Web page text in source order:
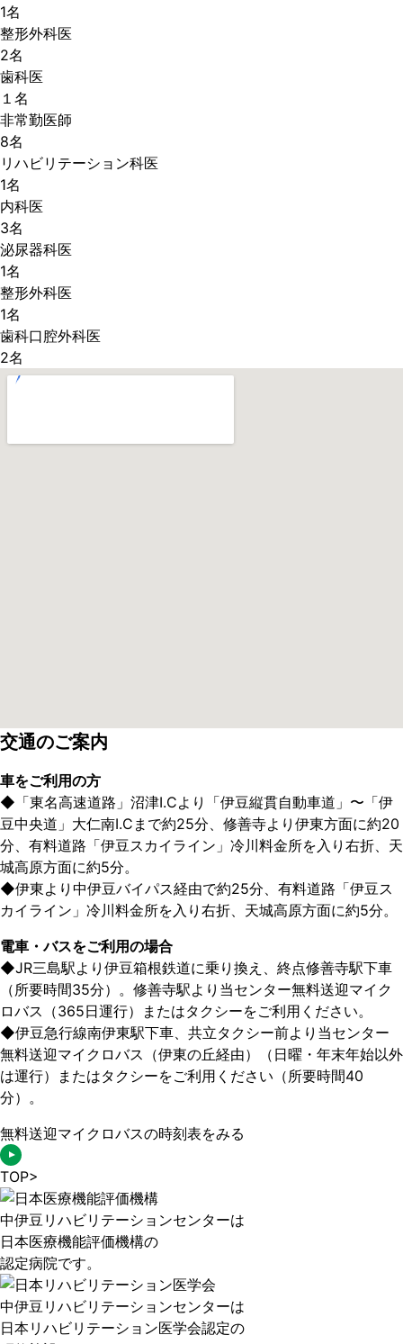
1名
整形外科医
2名
歯科医
１名
非常勤医師
8名
リハビリテーション科医
1名
内科医
3名
泌尿器科医
1名
整形外科医
1名
歯科口腔外科医
2名
交通のご案内
車をご利用の方
◆ 「東名高速道路」沼津I.Cより「伊豆縦貫自動車道」〜「伊
豆中央道」大仁南I.Cまで約25分、修善寺より伊東方面に約20
分、有料道路「伊豆スカイライン」冷川料金所を入り右折、天
城高原方面に約5分。
◆伊東より中伊豆バイパス経由で約25分、有料道路「伊豆ス
カイライン」冷川料金所を入り右折、天城高原方面に約5分。
電車・バスをご利用の場合
◆JR三島駅より伊豆箱根鉄道に乗り換え、終点修善寺駅下車
（所要時間35分）。修善寺駅より当センター無料送迎マイク
ロバス（365日運行）またはタクシーをご利用ください。
◆伊豆急行線南伊東駅下車、共立タクシー前より当センター
無料送迎マイクロバス（伊東の丘経由）（日曜・年末年始以外
は運行）またはタクシーをご利用ください（所要時間40
分）。
無料送迎マイクロバスの時刻表をみる
TOP>
中伊豆リハビリテーションセンターは
日本医療機能評価機構の
認定病院です。
中伊豆リハビリテーションセンターは
日本リハビリテーション医学会認定の